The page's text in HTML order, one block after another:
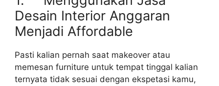
Desain Interior Anggaran
Menjadi Affordable
Pasti kalian pernah saat makeover atau
memesan furniture untuk tempat tinggal kalian
ternyata tidak sesuai dengan ekspetasi kamu,